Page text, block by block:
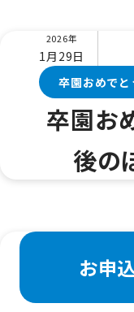
2026年
1月29日
卒園おめで
卒園お
後の
お申